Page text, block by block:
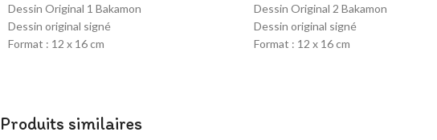
Dessin Original 1 Bakamon
Dessin original signé
Format : 12 x 16 cm
Dessin Original 2 Bakamon
Dessin original signé
Format : 12 x 16 cm
Produits similaires